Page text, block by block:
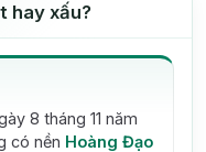
hay xấu?
8 tháng 11 năm
có nền Hoàng Đạo